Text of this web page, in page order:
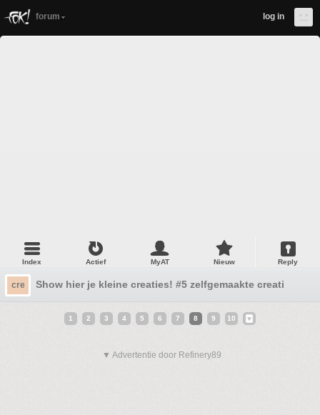
forum log in
Index Actief MyAT Nieuw Reply
cre Show hier je kleine creaties! #5 zelfgemaakte creatieve
1 2 3 4 5 6 7 8 9 10
▼ Advertentie door Refinery89